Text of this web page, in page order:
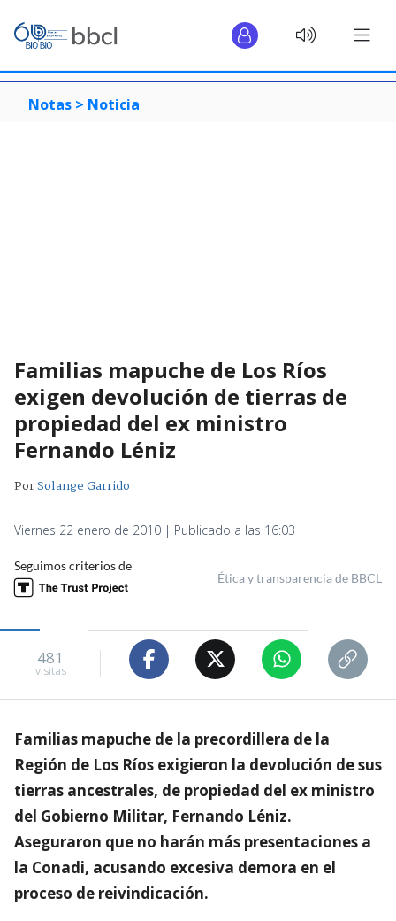
Notas > Noticia
Familias mapuche de Los Ríos
exigen devolución de tierras de
propiedad del ex ministro
Fernando Léniz
PorSolange Garrido
Viernes 22 enero de 2010 | Publicado a las 16:03
Seguimos criterios de
Ética y transparencia de BBCL
481
visitas
Familias mapuche de la precordillera de la
Región de Los Ríos exigieron la devolución de sus
tierras ancestrales, de propiedad del ex ministro
del Gobierno Militar, Fernando Léniz.
Aseguraron que no harán más presentaciones a
la Conadi, acusando excesiva demora en el
proceso de reivindicación.